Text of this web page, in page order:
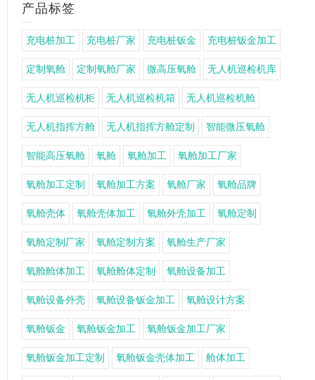
产品标签
充电桩加工 充电桩厂家 充电桩钣金 充电桩钣金加工
定制氧舱 定制氧舱厂家 微高压氧舱 无人机巡检机库
无人机巡检机柜 无人机巡检机箱 无人机巡检机舱
无人机指挥方舱 无人机指挥方舱定制 智能微压氧舱
智能高压氧舱 氧舱 氧舱加工 氧舱加工厂家
氧舱加工定制 氧舱加工方案 氧舱厂家 氧舱品牌
氧舱壳体 氧舱壳体加工 氧舱外壳加工 氧舱定制
氧舱定制厂家 氧舱定制方案 氧舱生产厂家
氧舱舱体加工 氧舱舱体定制 氧舱设备加工
氧舱设备外壳 氧舱设备钣金加工 氧舱设计方案
氧舱钣金 氧舱钣金加工 氧舱钣金加工厂家
氧舱钣金加工定制 氧舱钣金壳体加工 舱体加工